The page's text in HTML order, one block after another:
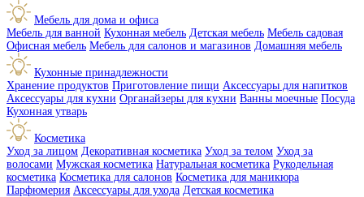
Мебель для дома и офиса
Мебель для ванной Кухонная мебель Детская мебель Мебель садовая
Офисная мебель Мебель для салонов и магазинов Домашняя мебель
Кухонные принадлежности
Хранение продуктов Приготовление пищи Аксессуары для напитков
Аксессуары для кухни Органайзеры для кухни Ванны моечные Посуда
Кухонная утварь
Косметика
Уход за лицом Декоративная косметика Уход за телом Уход за
волосами Мужская косметика Натуральная косметика Рукодельная
косметика Косметика для салонов Косметика для маникюра
Парфюмерия Аксессуары для ухода Детская косметика